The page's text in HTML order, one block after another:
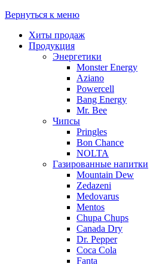
Вернуться к меню
Хиты продаж
Продукция
Энергетики
Monster Energy
Aziano
Powercell
Bang Energy
Mr. Bee
Чипсы
Pringles
Bon Chance
NOLTA
Газированные напитки
Mountain Dew
Zedazeni
Medovarus
Mentos
Chupa Chups
Canada Dry
Dr. Pepper
Coca Cola
Fanta